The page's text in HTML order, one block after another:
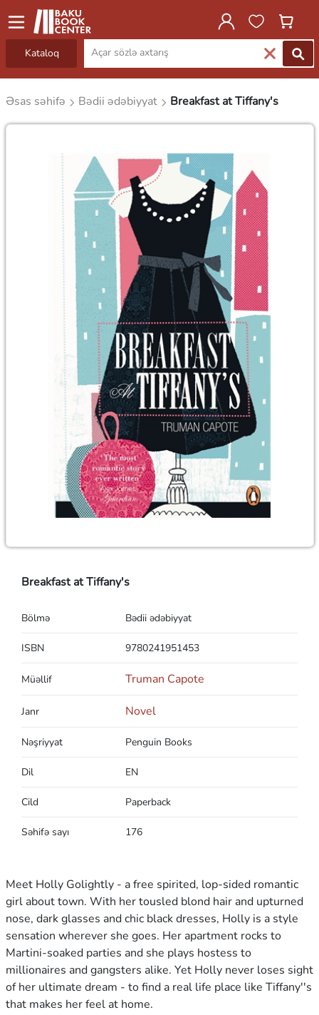
Kataloq
Əsas səhifə Bədii ədəbiyyat Breakfast at Tiffany's
Breakfast at Tiffany's
Bölmə Bədii ədəbiyyat
ISBN 9780241951453
Müəllif Truman Capote
Janr Novel
Nəşriyyat Penguin Books
Dil EN
Cild Paperback
Səhifə sayı 176
Meet Holly Golightly - a free spirited, lop-sided romantic
girl about town. With her tousled blond hair and upturned
nose, dark glasses and chic black dresses, Holly is a style
sensation wherever she goes. Her apartment rocks to
Martini-soaked parties and she plays hostess to
millionaires and gangsters alike. Yet Holly never loses sight
of her ultimate dream - to find a real life place like Tiffany''s
that makes her feel at home.